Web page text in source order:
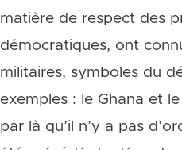
matière de respect des
démocratiques, ont
militaires, symboles du
exemples : le Ghana et
par là qu’il n’y a pas